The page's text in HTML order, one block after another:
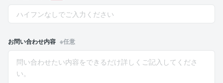
お問い合わせ内容 ※任意